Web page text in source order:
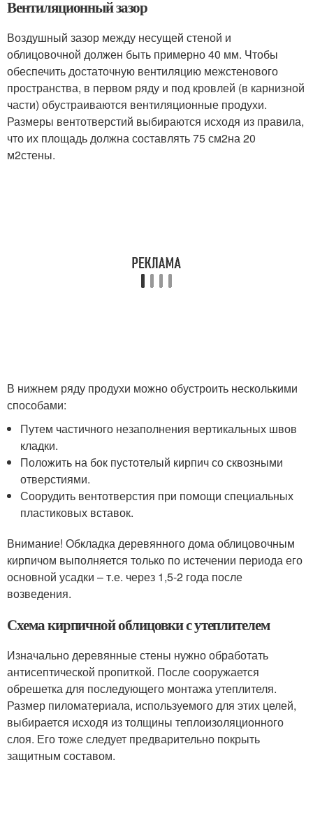
Вентиляционный зазор
Воздушный зазор между несущей стеной и
облицовочной должен быть примерно 40 мм. Чтобы
обеспечить достаточную вентиляцию межстенового
пространства, в первом ряду и под кровлей (в карнизной
части) обустраиваются вентиляционные продухи.
Размеры вентотверстий выбираются исходя из правила,
что их площадь должна составлять 75 см2на 20
м2стены.
В нижнем ряду продухи можно обустроить несколькими
способами:
Путем частичного незаполнения вертикальных швов
кладки.
Положить на бок пустотелый кирпич со сквозными
отверстиями.
Соорудить вентотверстия при помощи специальных
пластиковых вставок.
Внимание! Обкладка деревянного дома облицовочным
кирпичом выполняется только по истечении периода его
основной усадки – т.е. через 1,5-2 года после
возведения.
Схема кирпичной облицовки с утеплителем
Изначально деревянные стены нужно обработать
антисептической пропиткой. После сооружается
обрешетка для последующего монтажа утеплителя.
Размер пиломатериала, используемого для этих целей,
выбирается исходя из толщины теплоизоляционного
слоя. Его тоже следует предварительно покрыть
защитным составом.